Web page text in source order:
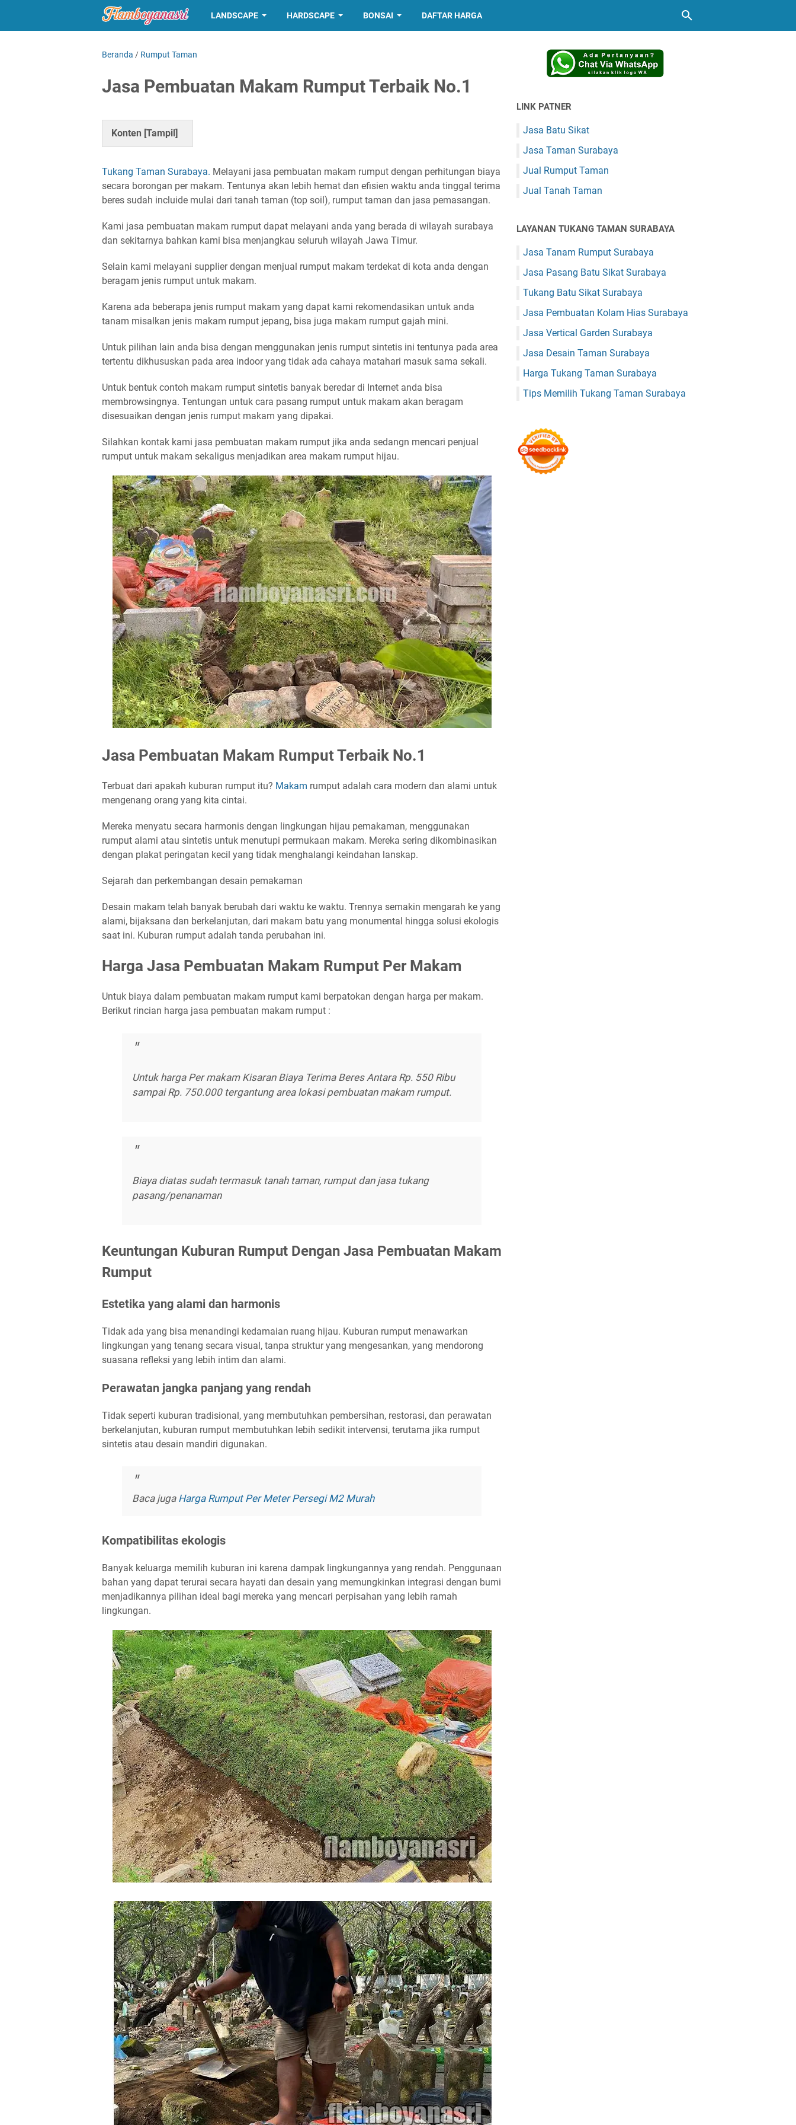
LANDSCAPE HARDSCAPE BONSAI DAFTAR HARGA
Beranda / Rumput Taman
Jasa Pembuatan Makam Rumput Terbaik No.1
Konten [Tampil]
Tukang Taman Surabaya. Melayani jasa pembuatan makam rumput dengan perhitungan biaya
secara borongan per makam. Tentunya akan lebih hemat dan efisien waktu anda tinggal terima
beres sudah incluide mulai dari tanah taman (top soil), rumput taman dan jasa pemasangan.
Kami jasa pembuatan makam rumput dapat melayani anda yang berada di wilayah surabaya
dan sekitarnya bahkan kami bisa menjangkau seluruh wilayah Jawa Timur.
Selain kami melayani supplier dengan menjual rumput makam terdekat di kota anda dengan
beragam jenis rumput untuk makam.
Karena ada beberapa jenis rumput makam yang dapat kami rekomendasikan untuk anda
tanam misalkan jenis makam rumput jepang, bisa juga makam rumput gajah mini.
Untuk pilihan lain anda bisa dengan menggunakan jenis rumput sintetis ini tentunya pada area
tertentu dikhususkan pada area indoor yang tidak ada cahaya matahari masuk sama sekali.
Untuk bentuk contoh makam rumput sintetis banyak beredar di Internet anda bisa
membrowsingnya. Tentungan untuk cara pasang rumput untuk makam akan beragam
disesuaikan dengan jenis rumput makam yang dipakai.
Silahkan kontak kami jasa pembuatan makam rumput jika anda sedangn mencari penjual
rumput untuk makam sekaligus menjadikan area makam rumput hijau.
Jasa Pembuatan Makam Rumput Terbaik No.1
Terbuat dari apakah kuburan rumput itu? Makam rumput adalah cara modern dan alami untuk
mengenang orang yang kita cintai.
Mereka menyatu secara harmonis dengan lingkungan hijau pemakaman, menggunakan
rumput alami atau sintetis untuk menutupi permukaan makam. Mereka sering dikombinasikan
dengan plakat peringatan kecil yang tidak menghalangi keindahan lanskap.
Sejarah dan perkembangan desain pemakaman
Desain makam telah banyak berubah dari waktu ke waktu. Trennya semakin mengarah ke yang
alami, bijaksana dan berkelanjutan, dari makam batu yang monumental hingga solusi ekologis
saat ini. Kuburan rumput adalah tanda perubahan ini.
Harga Jasa Pembuatan Makam Rumput Per Makam
Untuk biaya dalam pembuatan makam rumput kami berpatokan dengan harga per makam.
Berikut rincian harga jasa pembuatan makam rumput :
Untuk harga Per makam Kisaran Biaya Terima Beres Antara Rp. 550 Ribu
sampai Rp. 750.000 tergantung area lokasi pembuatan makam rumput.
Biaya diatas sudah termasuk tanah taman, rumput dan jasa tukang
pasang/penanaman
Keuntungan Kuburan Rumput Dengan Jasa Pembuatan Makam
Rumput
Estetika yang alami dan harmonis
Tidak ada yang bisa menandingi kedamaian ruang hijau. Kuburan rumput menawarkan
lingkungan yang tenang secara visual, tanpa struktur yang mengesankan, yang mendorong
suasana refleksi yang lebih intim dan alami.
Perawatan jangka panjang yang rendah
Tidak seperti kuburan tradisional, yang membutuhkan pembersihan, restorasi, dan perawatan
berkelanjutan, kuburan rumput membutuhkan lebih sedikit intervensi, terutama jika rumput
sintetis atau desain mandiri digunakan.
Baca juga Harga Rumput Per Meter Persegi M2 Murah
Kompatibilitas ekologis
Banyak keluarga memilih kuburan ini karena dampak lingkungannya yang rendah. Penggunaan
bahan yang dapat terurai secara hayati dan desain yang memungkinkan integrasi dengan bumi
menjadikannya pilihan ideal bagi mereka yang mencari perpisahan yang lebih ramah
lingkungan.
LINK PATNER
Jasa Batu Sikat
Jasa Taman Surabaya
Jual Rumput Taman
Jual Tanah Taman
LAYANAN TUKANG TAMAN SURABAYA
Jasa Tanam Rumput Surabaya
Jasa Pasang Batu Sikat Surabaya
Tukang Batu Sikat Surabaya
Jasa Pembuatan Kolam Hias Surabaya
Jasa Vertical Garden Surabaya
Jasa Desain Taman Surabaya
Harga Tukang Taman Surabaya
Tips Memilih Tukang Taman Surabaya